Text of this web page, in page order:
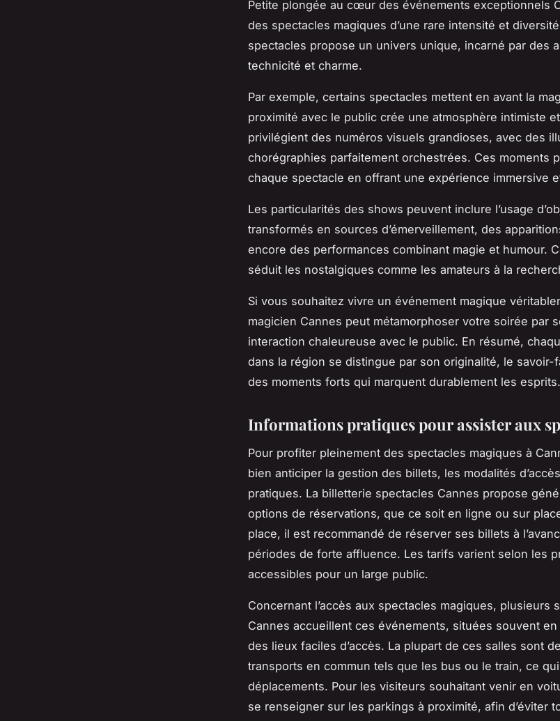
Petite plongée au cœur des événements exceptionnels
des spectacles magiques d’une rare intensité et
spectacles propose un univers unique, incarné par des
technicité et charme.
Par exemple, certains spectacles mettent en avant la
proximité avec le public crée une atmosphère intimiste
privilégient des numéros visuels grandioses, avec des
chorégraphies parfaitement orchestrées. Ces moments
chaque spectacle en offrant une expérience immersive
Les particularités des shows peuvent inclure l’usage
transformés en sources d’émerveillement, des
encore des performances combinant magie et humour.
séduit les nostalgiques comme les amateurs à la
Si vous souhaitez vivre un événement magique
magicien Cannes peut métamorphoser votre soirée par
interaction chaleureuse avec le public. En résumé,
dans la région se distingue par son originalité, le savoir-
des moments forts qui marquent durablement les esprits.
Informations pratiques pour assister aux
Pour profiter pleinement des spectacles magiques à
bien anticiper la gestion des billets, les modalités
pratiques. La billetterie spectacles Cannes propose
options de réservations, que ce soit en ligne ou sur
place, il est recommandé de réserver ses billets à
périodes de forte affluence. Les tarifs varient selon les
accessibles pour un large public.
Concernant l’accès aux spectacles magiques, plusieurs
Cannes accueillent ces événements, situées souvent
des lieux faciles d’accès. La plupart de ces salles sont
transports en commun tels que les bus ou le train, ce
déplacements. Pour les visiteurs souhaitant venir en
se renseigner sur les parkings à proximité, afin d’éviter